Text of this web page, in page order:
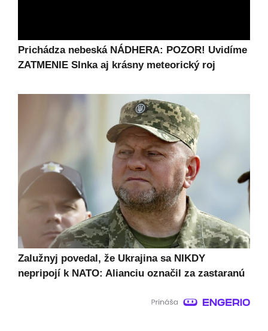
Prichádza nebeská NÁDHERA: POZOR! Uvidíme
ZATMENIE Slnka aj krásny meteorický roj
Zalužnyj povedal, že Ukrajina sa NIKDY
nepripojí k NATO: Alianciu označil za zastaranú